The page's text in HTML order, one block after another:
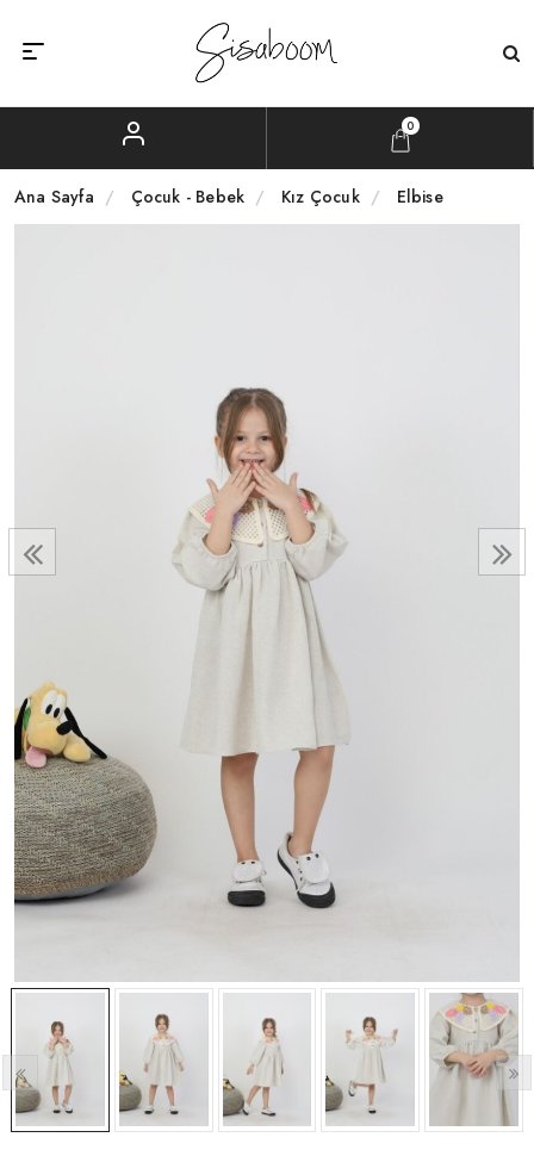
0
Ana Sayfa Çocuk - Bebek Kız Çocuk Elbise